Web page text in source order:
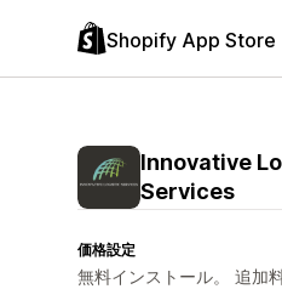
Shopify App Store
Innovative
Services
価格設定
無料インストール。 追加